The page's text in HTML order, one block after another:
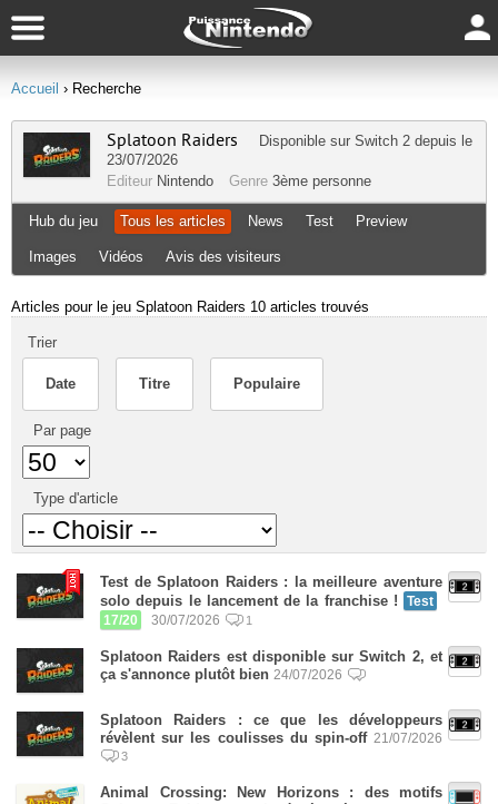
Accueil › Recherche
Splatoon Raiders Disponible sur Switch 2 depuis le
23/07/2026
Editeur Nintendo Genre 3ème personne
Hub du jeu Tous les articles News Test Preview
Images Vidéos Avis des visiteurs
Articles pour le jeu Splatoon Raiders 10 articles trouvés
Trier
Date Titre Populaire
Par page
Type d'article
Test de Splatoon Raiders : la meilleure aventure
solo depuis le lancement de la franchise !
Test
17/20
30/07/2026 1
Splatoon Raiders est disponible sur Switch 2, et
ça s'annonce plutôt bien 24/07/2026
Splatoon Raiders : ce que les développeurs
révèlent sur les coulisses du spin-off 21/07/2026
3
Animal Crossing: New Horizons : des motifs